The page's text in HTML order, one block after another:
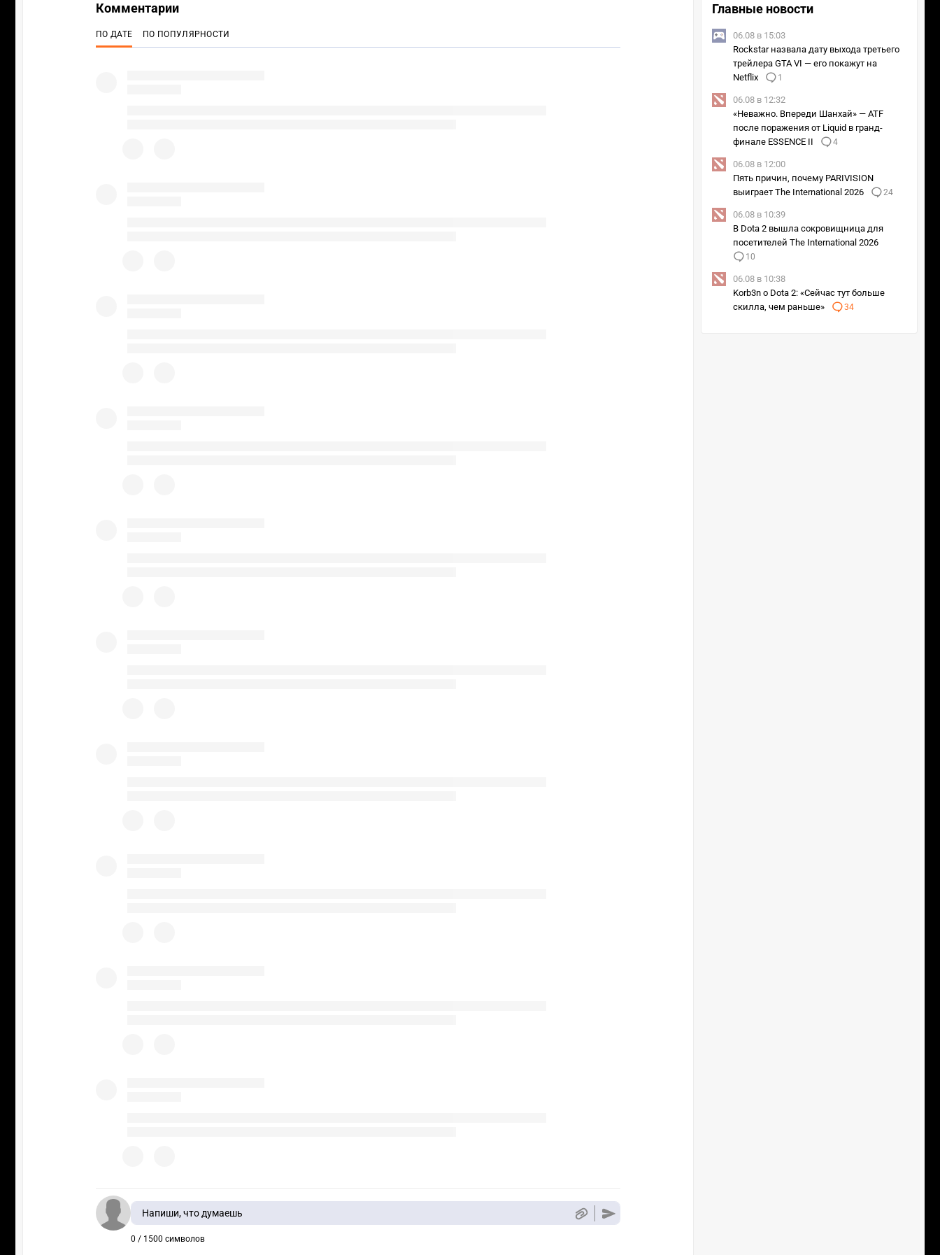
Главные новости
06.08 в 15:03
Rockstar назвала дату выхода третьего
трейлера GTA VI — его покажут на
Netflix
1
06.08 в 12:32
«Неважно. Впереди Шанхай» — ATF
после поражения от Liquid в гранд-
финале ESSENCE II
4
06.08 в 12:00
Пять причин, почему PARIVISION
выиграет The International 2026
24
06.08 в 10:39
В Dota 2 вышла сокровищница для
посетителей The International 2026
10
06.08 в 10:38
Korb3n о Dota 2: «Сейчас тут больше
скилла, чем раньше»
34
Комментарии
ПО ДАТЕ ПО ПОПУЛЯРНОСТИ
Напиши, что думаешь
0 / 1500 символов